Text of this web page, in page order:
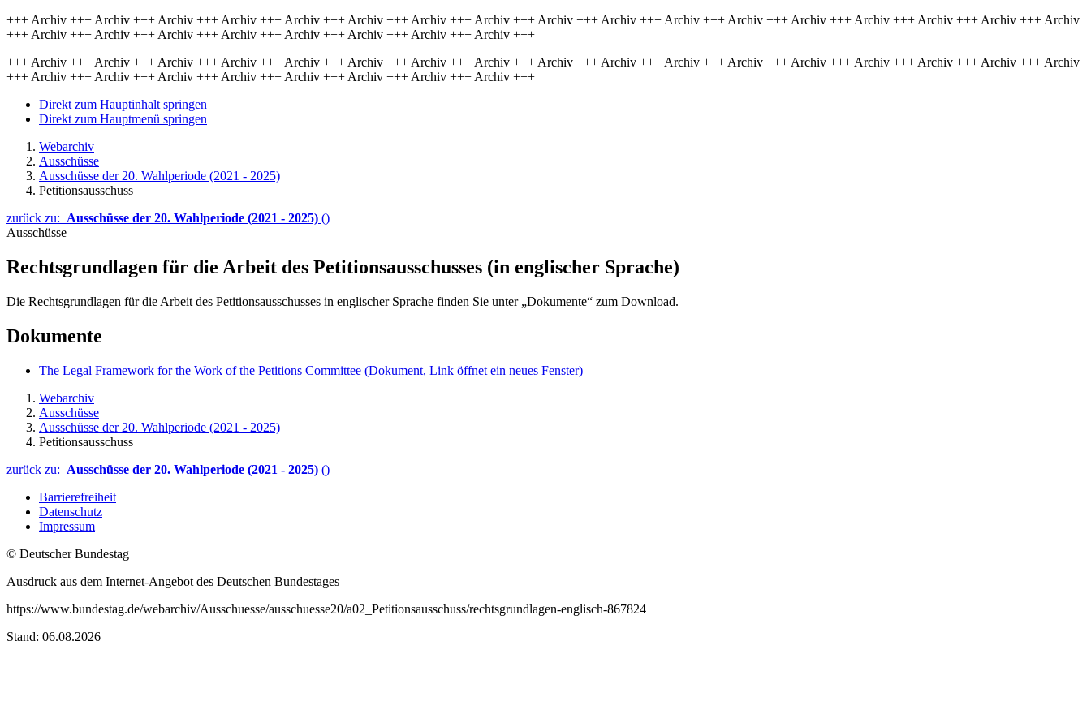
+++ Archiv +++ Archiv +++ Archiv +++ Archiv +++ Archiv +++ Archiv +++ Archiv +++ Archiv +++ Archiv +++ Archiv +++ Archiv +++ Archiv +++ Archiv +++ Archiv +++ Archiv +++ Archiv +++ Archiv
+++ Archiv +++ Archiv +++ Archiv +++ Archiv +++ Archiv +++ Archiv +++ Archiv +++ Archiv +++
+++ Archiv +++ Archiv +++ Archiv +++ Archiv +++ Archiv +++ Archiv +++ Archiv +++ Archiv +++ Archiv +++ Archiv +++ Archiv +++ Archiv +++ Archiv +++ Archiv +++ Archiv +++ Archiv +++ Archiv
+++ Archiv +++ Archiv +++ Archiv +++ Archiv +++ Archiv +++ Archiv +++ Archiv +++ Archiv +++
Direkt zum Hauptinhalt springen
Direkt zum Hauptmenü springen
Webarchiv
Ausschüsse
Ausschüsse der 20. Wahlperiode (2021 - 2025)
Petitionsausschuss
zurück zu: Ausschüsse der 20. Wahlperiode (2021 - 2025) ()
Ausschüsse
Rechtsgrundlagen für die Arbeit des Petitionsausschusses (in englischer Sprache)
Die Rechtsgrundlagen für die Arbeit des Petitionsausschusses in englischer Sprache finden Sie unter „Dokumente“ zum Download.
Dokumente
The Legal Framework for the Work of the Petitions Committee (Dokument, Link öffnet ein neues Fenster)
Webarchiv
Ausschüsse
Ausschüsse der 20. Wahlperiode (2021 - 2025)
Petitionsausschuss
zurück zu: Ausschüsse der 20. Wahlperiode (2021 - 2025) ()
Barrierefreiheit
Datenschutz
Impressum
© Deutscher Bundestag
Ausdruck aus dem Internet-Angebot des Deutschen Bundestages
https://www.bundestag.de/webarchiv/Ausschuesse/ausschuesse20/a02_Petitionsausschuss/rechtsgrundlagen-englisch-867824
Stand: 06.08.2026